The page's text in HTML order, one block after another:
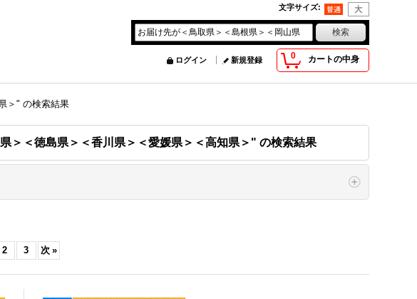
文字サイズ:
0 カートの中身
ログイン 新規登録
＞" の検索結果
＞＜徳島県＞＜香川県＞＜愛媛県＞＜高知県＞" の検索結果
2 3 次 »